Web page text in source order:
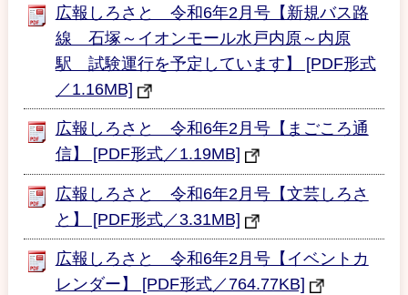
広報しろさと 令和6年2月号【新規バス路
線 石塚～イオンモール水戸内原～内原
駅 試験運行を予定しています】 [PDF形式
／1.16MB]
広報しろさと 令和6年2月号【まごころ通
信】 [PDF形式／1.19MB]
広報しろさと 令和6年2月号【文芸しろさ
と】 [PDF形式／3.31MB]
広報しろさと 令和6年2月号【イベントカ
レンダー】 [PDF形式／764.77KB]